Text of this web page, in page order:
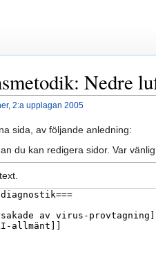
Nedre
2:a upplagan 2005
sida, av följande anledning:
du kan redigera sidor. Var